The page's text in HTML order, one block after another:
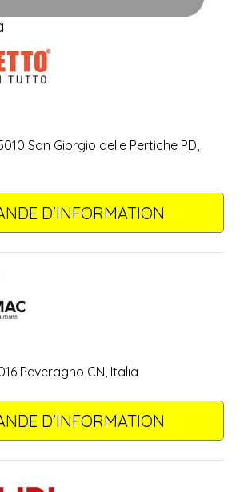
San Giorgio delle Pertiche PD,
D'INFORMATION
Peveragno CN, Italia
D'INFORMATION